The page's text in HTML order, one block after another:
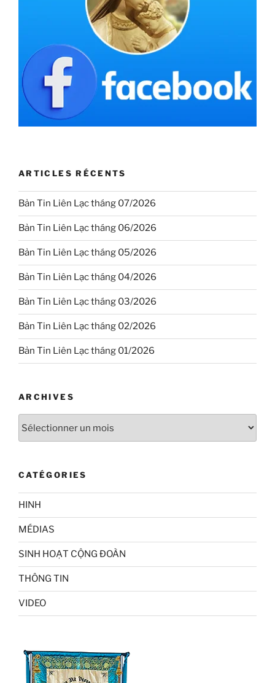
ARTICLES RÉCENTS
Bản Tin Liên Lạc tháng 07/2026
Bản Tin Liên Lạc tháng 06/2026
Bản Tin Liên Lạc tháng 05/2026
Bản Tin Liên Lạc tháng 04/2026
Bản Tin Liên Lạc tháng 03/2026
Bản Tin Liên Lạc tháng 02/2026
Bản Tin Liên Lạc tháng 01/2026
ARCHIVES
CATÉGORIES
HINH
MÉDIAS
SINH HOẠT CỘNG ĐOÀN
THÔNG TIN
VIDEO